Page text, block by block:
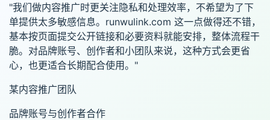
"我们做内容推广时更关注隐私和处理效率，不希望为了下
单提供太多敏感信息。runwulink.com 这一点做得还不错，
基本按页面提交公开链接和必要资料就能安排，整体流程干
脆。对品牌账号、创作者和小团队来说，这种方式会更省
心，也更适合长期配合使用。"
某内容推广团队
品牌账号与创作者合作